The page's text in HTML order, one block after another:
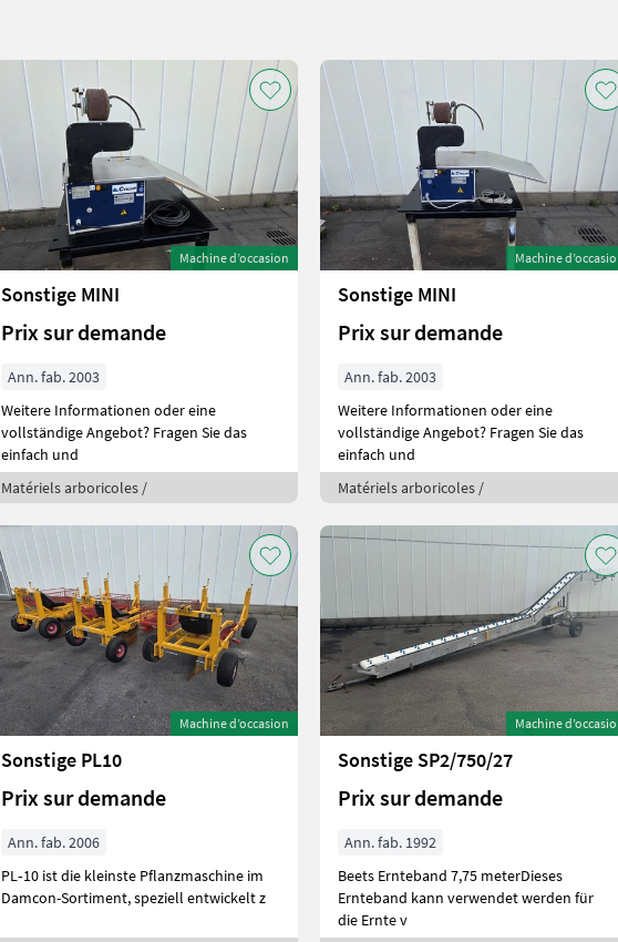
Machine d’occasion
Sonstige MINI
Prix sur demande
Ann. fab. 2003
Weitere Informationen oder eine
vollständige Angebot? Fragen Sie das
einfach und
Matériels arboricoles /
Machine
Sonstige MINI
Prix sur demande
Ann. fab. 2003
Weitere Informationen oder eine
vollständige Angebot? Fragen Sie das
einfach und
Matériels arboricoles /
Machine d’occasion
Sonstige PL10
Prix sur demande
Ann. fab. 2006
PL‑10 ist die kleinste Pflanzmaschine im
Damcon-Sortiment, speziell entwickelt z
Machine
Sonstige SP2/750/27
Prix sur demande
Ann. fab. 1992
Beets Ernteband 7,75 meterDieses
Ernteband kann verwendet werden für
die Ernte v